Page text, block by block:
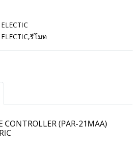
,รีโมท
CONTROLLER (PAR-21MAA)